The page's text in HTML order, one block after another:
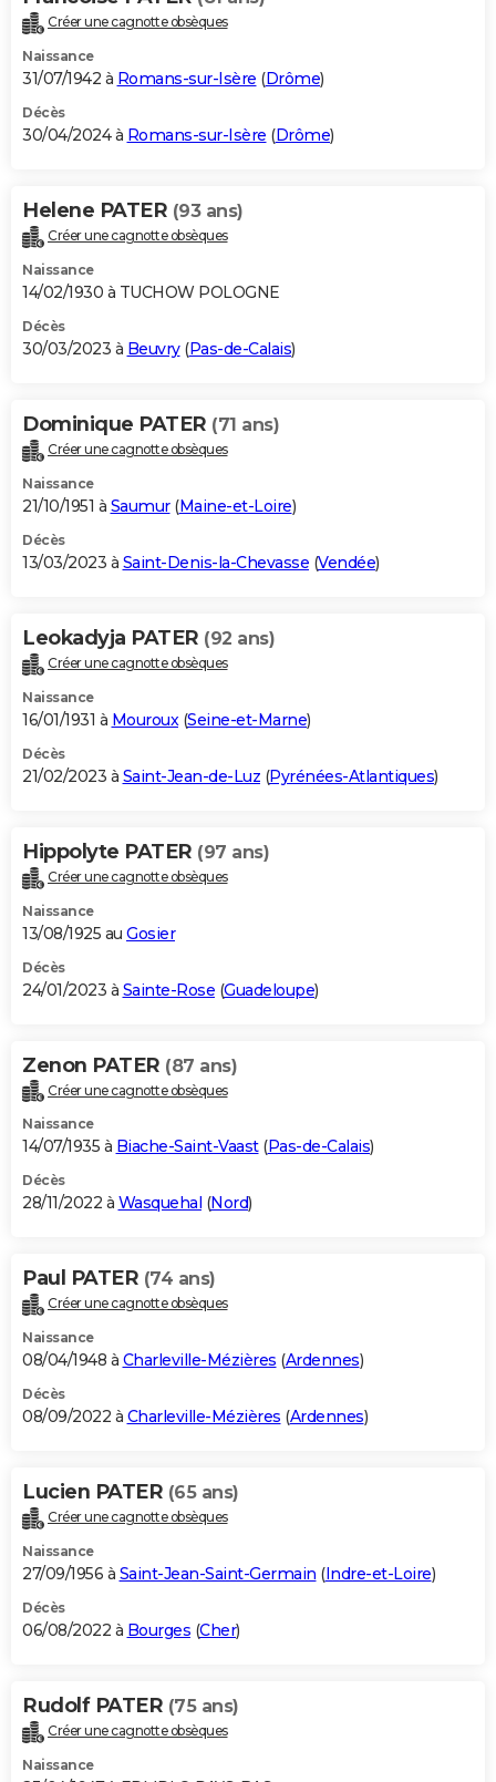
Créer une cagnotte obsèques
Naissance
31/07/1942 à Romans-sur-Isère (Drôme)
Décès
30/04/2024 à Romans-sur-Isère (Drôme)
Helene PATER (93 ans)
Créer une cagnotte obsèques
Naissance
14/02/1930 à TUCHOW POLOGNE
Décès
30/03/2023 à Beuvry(Pas-de-Calais)
Dominique PATER (71 ans)
Créer une cagnotte obsèques
Naissance
21/10/1951 à Saumur(Maine-et-Loire)
Décès
13/03/2023 à Saint-Denis-la-Chevasse (Vendée)
Leokadyja PATER (92 ans)
Créer une cagnotte obsèques
Naissance
16/01/1931 à Mouroux(Seine-et-Marne)
Décès
21/02/2023 à Saint-Jean-de-Luz (Pyrénées-Atlantiques)
Hippolyte PATER (97 ans)
Créer une cagnotte obsèques
Naissance
13/08/1925 au Gosier
Décès
24/01/2023 à Sainte-Rose (Guadeloupe)
Zenon PATER (87 ans)
Créer une cagnotte obsèques
Naissance
14/07/1935 à Biache-Saint-Vaast(Pas-de-Calais)
Décès
28/11/2022 à Wasquehal (Nord)
Paul PATER (74 ans)
Créer une cagnotte obsèques
Naissance
08/04/1948 à Charleville-Mézières (Ardennes)
Décès
08/09/2022 à Charleville-Mézières (Ardennes)
Lucien PATER (65 ans)
Créer une cagnotte obsèques
Naissance
27/09/1956 à Saint-Jean-Saint-Germain (Indre-et-Loire)
Décès
06/08/2022 à Bourges (Cher)
Rudolf PATER (75 ans)
Créer une cagnotte obsèques
Naissance